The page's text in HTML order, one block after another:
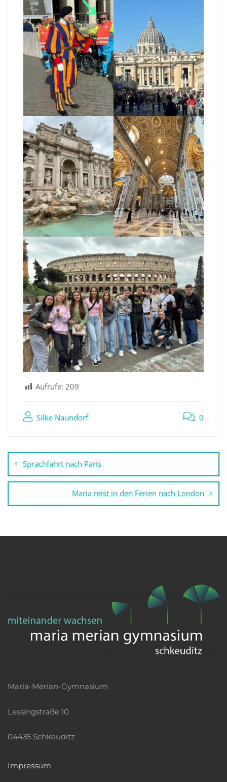
Aufrufe: 209
Silke Naundorf 0
Beitragsnavigation
Sprachfahrt nach Paris
Maria reist in den Ferien nach London
Maria-Merian-Gymnasium
Lessingstraße 10
04435 Schkeuditz
Impressum